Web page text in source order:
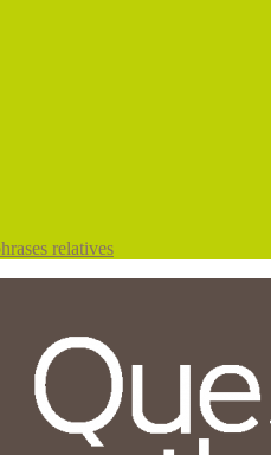
relatives